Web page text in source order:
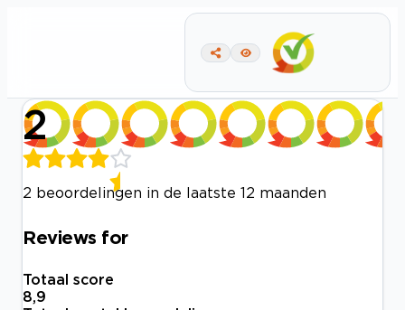
2
2 beoordelingen in de laatste 12 maanden
Reviews for
Totaal score
8,9